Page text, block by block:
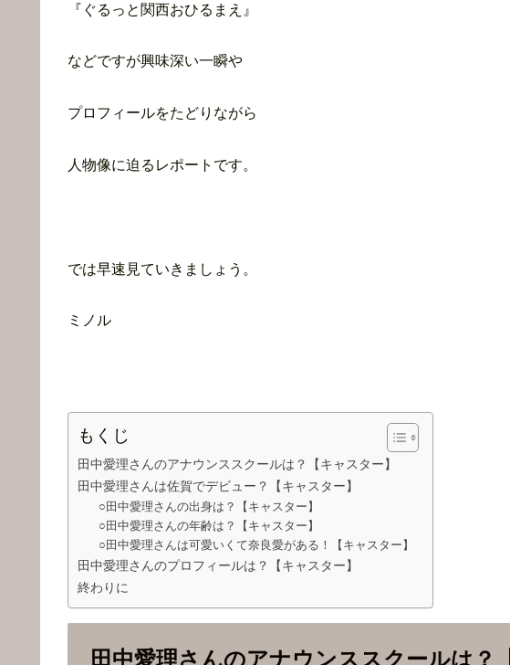
『ぐるっと関西おひるまえ』
などですが興味深い一瞬や
プロフィールをたどりながら
人物像に迫るレポートです。
では早速見ていきましょう。
ミノル
もくじ
田中愛理さんのアナウンススクールは？【キャスター】
田中愛理さんは佐賀でデビュー？【キャスター】
○田中愛理さんの出身は？【キャスター】
○田中愛理さんの年齢は？【キャスター】
○田中愛理さんは可愛いくて奈良愛がある！【キャスター】
田中愛理さんのプロフィールは？【キャスター】
終わりに
田中愛理さんのアナウンススクールは？